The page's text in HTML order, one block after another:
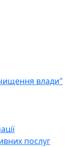
влади"
послуг